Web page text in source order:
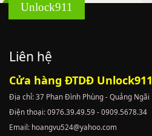
Unlock911
Liên hệ
Cửa hàng ĐTDĐ Unlock911
Địa chỉ: 37 Phan Đình Phùng - Quảng Ngãi
Điện thoại: 0976.39.49.59 - 0909.5678.34
Email: hoangvu524@yahoo.com